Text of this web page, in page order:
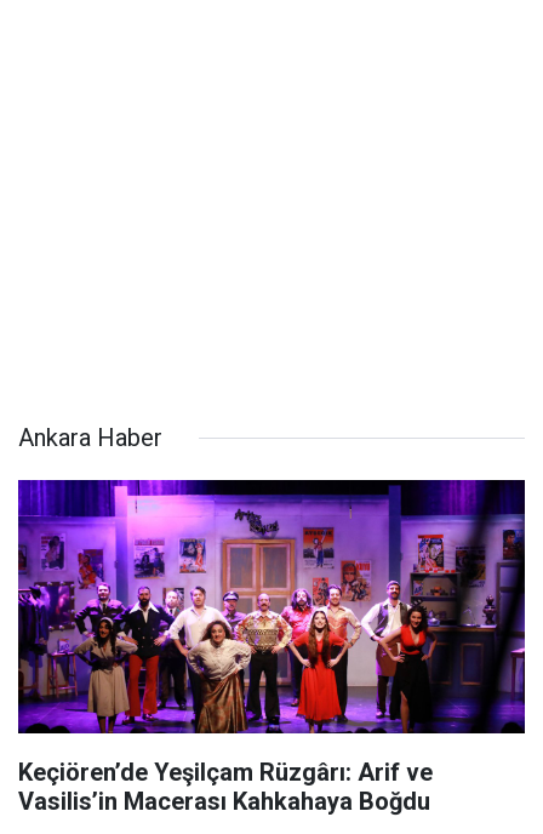
Ankara Haber
Keçiören’de Yeşilçam Rüzgârı: Arif ve
Vasilis’in Macerası Kahkahaya Boğdu